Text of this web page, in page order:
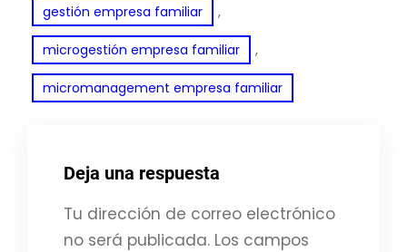
gestión empresa familiar ,
microgestión empresa familiar ,
micromanagement empresa familiar
Deja una respuesta
Tu dirección de correo electrónico
no será publicada. Los campos